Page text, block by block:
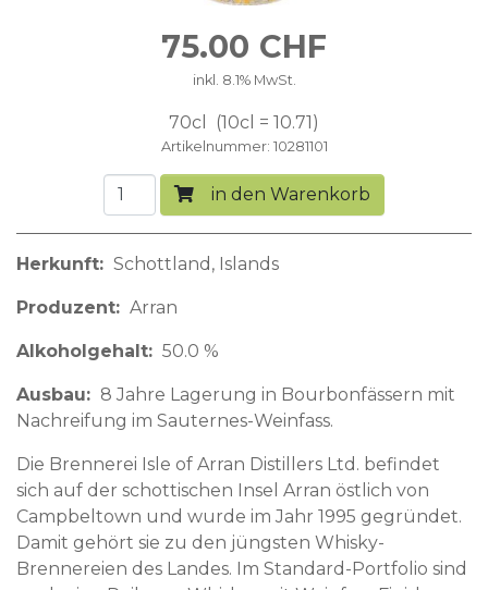
75.00 CHF
inkl. 8.1% MwSt.
70cl 10cl = 10.71
Artikelnummer 10281101
in den Warenkorb
Herkunft Schottland Islands
Produzent Arran
Alkoholgehalt 50.0 %
Ausbau
8 Jahre Lagerung in Bourbonfässern mit
Nachreifung im Sauternes-Weinfass.
Die Brennerei Isle of Arran Distillers Ltd. befindet
sich auf der schottischen Insel Arran östlich von
Campbeltown und wurde im Jahr 1995 gegründet.
Damit gehört sie zu den jüngsten Whisky-
Brennereien des Landes. Im Standard-Portfolio sind